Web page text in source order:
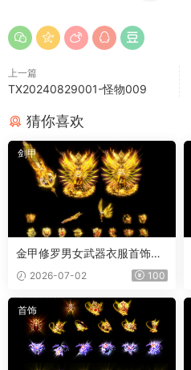
上一篇
TX20240829001-怪物009
猜你喜欢
剑甲
金甲修罗男女武器衣服首饰套
装 2026-07-02 100
首饰